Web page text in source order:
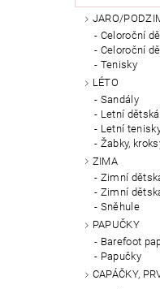
DOPRAVA A
JARO/
Celoroční
Celoroční
Tenisky
LÉTO
Sandály
Letní
Letní
Žabky,
ZIMA
Zimní
Zimní
Sněhule
PAPUČKY
Barefoot
Papučky
CAPÁČKY,